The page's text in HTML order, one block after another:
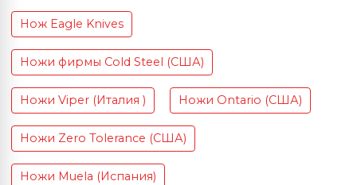
Нож Eagle Knives
Ножи фирмы Cold Steel (США)
Ножи Viper (Италия ) Ножи Ontario (США)
Ножи Zero Tolerance (США)
Ножи Muela (Испания)